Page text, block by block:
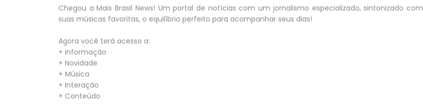
Chegou a Mais Brasil News! Um portal de notícias com um jornalismo especializado, sintonizado com
suas músicas favoritas, o equilíbrio perfeito para acompanhar seus dias!
Agora você terá acesso a:
+ Informação
+ Novidade
+ Música
+ Interação
+ Conteúdo